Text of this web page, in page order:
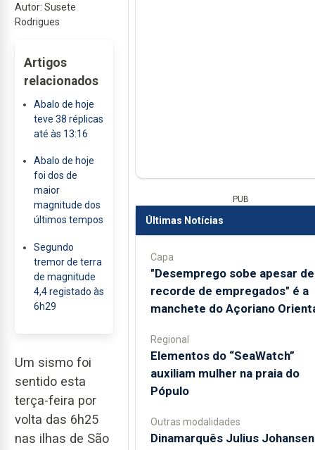
Autor: Susete
Rodrigues
Artigos
relacionados
Abalo de hoje
teve 38 réplicas
até às 13:16
Abalo de hoje
foi dos de
maior
magnitude dos
últimos tempos
Segundo
tremor de terra
de magnitude
4,4 registado às
6h29
Um sismo foi
sentido esta
terça-feira por
volta das 6h25
nas ilhas de São
PUB
Últimas Notícias
Capa
"Desemprego sobe apesar de
recorde de empregados" é a
manchete do Açoriano
Regional
​Elementos do “SeaWatch”
auxiliam mulher na praia do
Pópulo
Outras modalidades
Dinamarquês Julius Johansen